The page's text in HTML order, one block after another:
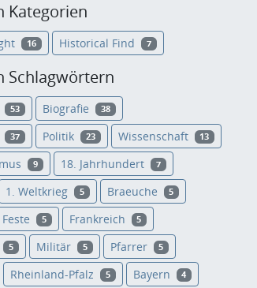
Kategorien
16 Historical Find 7
Schlagwörtern
53 Biografie 38
37 Politik 23 Wissenschaft 13
9 18. Jahrhundert 7
1. Weltkrieg 5 Braeuche 5
Feste 5 Frankreich 5
5 Militär 5 Pfarrer 5
Rheinland-Pfalz 5 Bayern 4